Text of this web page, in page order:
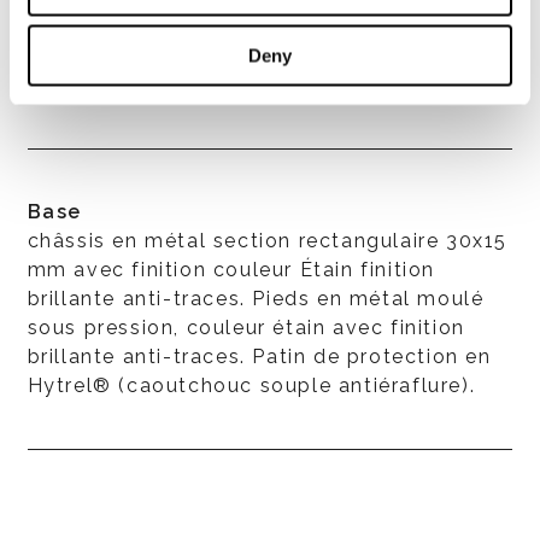
Deny
boutons moletés. Revêtement en cuir fixe
pour la structure, coussins dossier et
d’assise déhoussables uniquement.
Base
châssis en métal section rectangulaire 30x15
mm avec finition couleur Étain finition
brillante anti-traces. Pieds en métal moulé
sous pression, couleur étain avec finition
brillante anti-traces. Patin de protection en
Hytrel® (caoutchouc souple antiéraflure).